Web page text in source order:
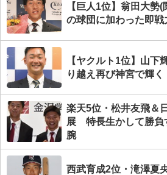
【巨人1位】翁田大
の球団に加わった即戦
【ヤクルト1位】山
り越え再び神宮で輝く
楽天5位・松井友飛＆
展 特長生かして勝負
腕
西武育成2位・滝澤夏